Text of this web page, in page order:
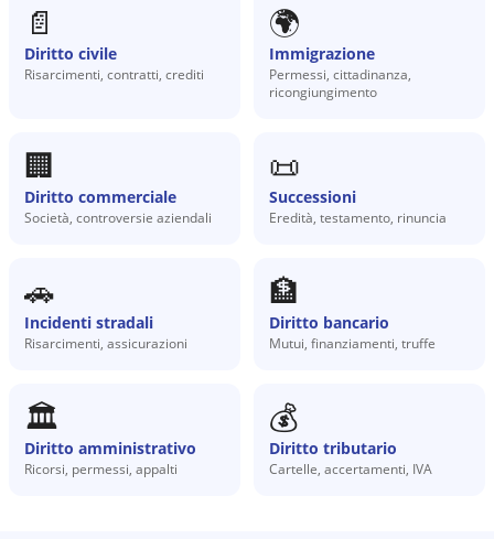
📄
Diritto civile
Risarcimenti, contratti, crediti
🌍
Immigrazione
Permessi, cittadinanza,
ricongiungimento
🏢
Diritto commerciale
Società, controversie aziendali
📜
Successioni
Eredità, testamento, rinuncia
🚗
Incidenti stradali
Risarcimenti, assicurazioni
🏦
Diritto bancario
Mutui, finanziamenti, truffe
🏛️
Diritto amministrativo
Ricorsi, permessi, appalti
💰
Diritto tributario
Cartelle, accertamenti, IVA